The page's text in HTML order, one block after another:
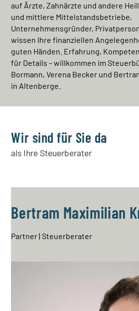
auf Ärzte, Zahnärzte und andere
und mittlere Mittelstandsbetriebe,
Unternehmensgründer,
wissen Ihre finanziellen
guten Händen. Erfahrung,
für Details – willkommen im
Bormann, Verena Becker und
in Altenberge.
Wir sind für Sie da
als Ihre Steuerberater
Bertram Maximilian
Partner | Steuerberater